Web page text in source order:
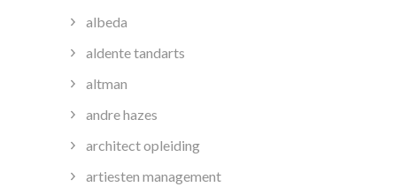
albeda
aldente tandarts
altman
andre hazes
architect opleiding
artiesten management